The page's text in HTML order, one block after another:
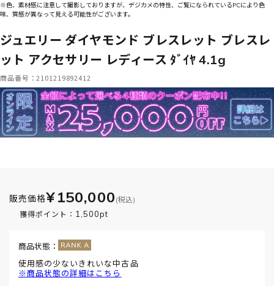
※色、素材感に注意して撮影しておりますが、デジカメの特性、ご覧になられているPCにより色
味、質感が異なって見える可能性がございます。
ジュエリー ダイヤモンド ブレスレット ブレスレ
ット アクセサリー レディース ﾀﾞｲﾔ 4.1g
商品番号：2101219892412
販売価格¥150,000 (税込)
獲得ポイント： 1,500pt
商品状態：
使用感の少ないきれいな中古品
※商品状態の詳細はこちら